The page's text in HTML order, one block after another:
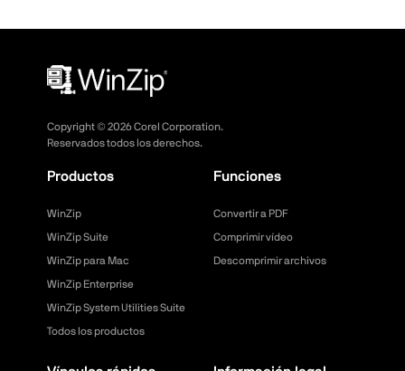
Copyright © 2026Corel Corporation.
Reservados todos los derechos.
Productos
WinZip
WinZip Suite
WinZip para Mac
WinZip Enterprise
WinZip System Utilities Suite
Todos los productos
Funciones
Convertir a PDF
Comprimir vídeo
Descomprimir archivos